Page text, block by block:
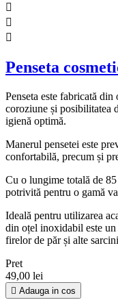



Penseta
Penseta este fabricată
coroziune și posibilitatea
igienă optimă.
Manerul pensetei este
confortabilă, precum și
Cu o lungime totală de 85
potrivită pentru o gamă
Ideală pentru utilizarea
din oțel inoxidabil este un
firelor de păr și alte
Pret
49,00 lei
 Adauga in cos